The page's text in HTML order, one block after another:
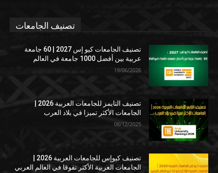
تصنيف الجامعات
تصنيف الجامعات كيو إس 2027 | 60 جامعة
عربية بين أفضل 1000 جامعة في العالم
19/06/2026
الجامعات الأكثر تميزا في بلاد العرب
08/12/2025
الجامعات العربية الأكثر تفوقا في العالم العربي